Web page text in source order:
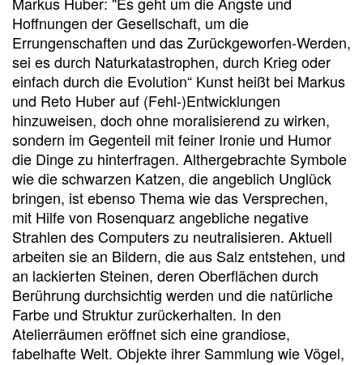
Hoffnungen der Gesellschaft, um die
Errungenschaften und das Zurückgeworfen-Werden,
sei es durch Naturkatastrophen, durch Krieg oder
einfach durch die Evolution“ Kunst heißt bei Markus
und Reto Huber auf (Fehl-)Entwicklungen
hinzuweisen, doch ohne moralisierend zu wirken,
sondern im Gegenteil mit feiner Ironie und Humor
die Dinge zu hinterfragen. Althergebrachte Symbole
wie die schwarzen Katzen, die angeblich Unglück
bringen, ist ebenso Thema wie das Versprechen,
mit Hilfe von Rosenquarz angebliche negative
Strahlen des Computers zu neutralisieren. Aktuell
arbeiten sie an Bildern, die aus Salz entstehen, und
an lackierten Steinen, deren Oberflächen durch
Berührung durchsichtig werden und die natürliche
Farbe und Struktur zurückerhalten. In den
Atelierräumen eröffnet sich eine grandiose,
fabelhafte Welt. Objekte ihrer Sammlung wie Vögel,